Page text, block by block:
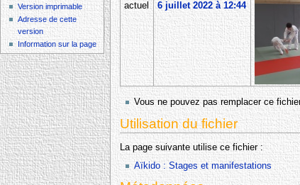
actuel
6 juillet 2022 à 12:44
Vous ne pouvez pas remplacer ce
Utilisation du fichier
La page suivante utilise ce fichier :
Aïkido : Stages et manifestations
Version imprimable
Adresse de cette
version
Information sur la page